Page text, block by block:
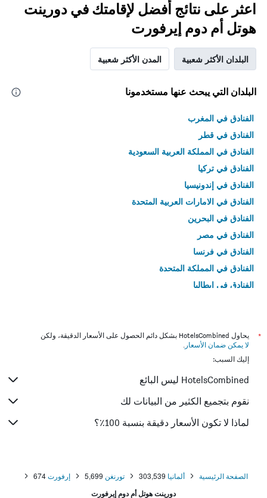
اعثر على نتائج أفضل لإقامتك في دورينت
هوتل أم دوم إيرفورت
البلدان الأكثر شعبية المدن الأكثر شعبية
البلدان التي يبحث عنها مستخدمونا
الفنادق في المغرب
الفنادق في قطر
الفنادق في المملكة العربية السعودية
الفنادق في تركيا
الفنادق في إندونيسيا
الفنادق في الامارات العربية المتحدة
الفنادق في البحرين
الفنادق في مصر
الفنادق في فرنسا
الفنادق في المملكة المتحدة
الفنادق في إيطاليا
*
يحاول HotelsCombined بشكل دائم الحصول على الأسعار الدقيقة، ولكن
لا يمكن ضمان الأسعار .
إليك السبب:
HotelsCombined ليس البائع
نقوم بتجميع الكثير من البيانات لك
لماذا لا تكون الأسعار دقيقة بنسبة 100٪؟
الصفحة الرئيسية ألمانيا 303,539 تورنغن 5,699 إرفورت674
دورينت هوتل أم دوم إيرفورت